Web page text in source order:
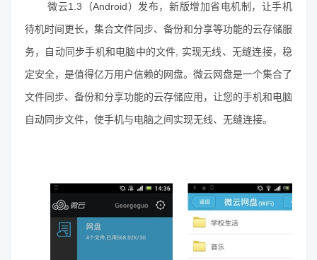
微云1.3（Android）发布，新版增加省电机制，让手机
待机时间更长，集合文件同步、备份和分享等功能的云存储服
务，自动同步手机和电脑中的文件, 实现无线、无缝连接，稳
定安全，是值得亿万用户信赖的网盘。微云网盘是一个集合了
文件同步、备份和分享功能的云存储应用，让您的手机和电脑
自动同步文件，使手机与电脑之间实现无线、无缝连接。